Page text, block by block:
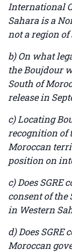
International
Sahara is a
not a region
b) On what
the Boujdour
South of
release in
c) Locating
recognition of
Moroccan
position on
c) Does SGRE
consent of
in Western
d) Does
Moroccan